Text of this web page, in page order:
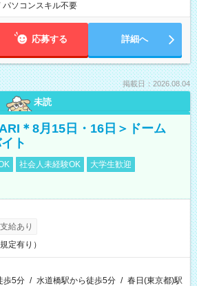
パソコンスキル不要
応募する 詳細へ
掲載日：2026.08.04
未読
＊8月15日・16日＞ドーム
ト
社会人未経験OK
大学生歓迎
給あり
定有り）
歩5分 / 水道橋駅から徒歩5分 / 春日(東京都)駅